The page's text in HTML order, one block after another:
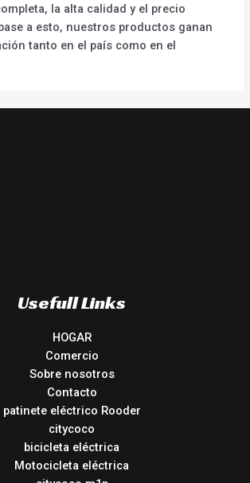
la alta calidad y el precio
a esto, nuestros productos ganan
tanto en el país como en el
Usefull Links
HOGAR
Comercio
Sobre nosotros
Contacto
patinete eléctrico Rooder
citycoco
bicicleta eléctrica
Motocicleta eléctrica